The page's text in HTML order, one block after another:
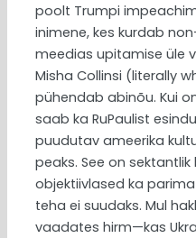
poolt Trumpi
inimene, kes kurdab
meedias upitamise üle
Misha Collinsi (literally
pühendab abinõu. Kui
saab ka RuPaulist
puudutav ameerika
peaks. See on
objektiivlased ka
teha ei suudaks. Mul
vaadates hirm—kas